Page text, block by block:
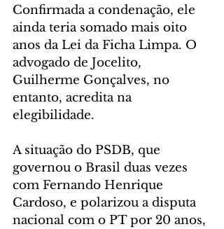
Confirmada a condenação, ele
ainda teria somado mais oito
anos da Lei da Ficha Limpa. O
advogado de Jocelito,
Guilherme Gonçalves, no
entanto, acredita na
elegibilidade.
A situação do PSDB, que
governou o Brasil duas vezes
com Fernando Henrique
Cardoso, e polarizou a disputa
nacional com o PT por 20 anos,